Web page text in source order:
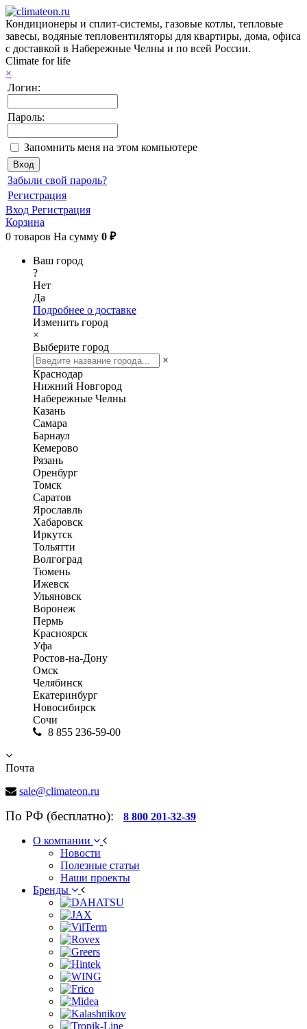
Кондиционеры и сплит-системы, газовые котлы, тепловые
завесы, водяные тепловентиляторы для квартиры, дома, офиса
с доставкой в Набережные Челны и по всей России.
Climate for life
×
Логин:
Пароль:
Запомнить меня на этом компьютере
Забыли свой пароль?
Регистрация
Вход Регистрация
Корзина
0 товаров На сумму 0 ₽
Ваш город
?
Нет
Да
Подробнее о доставке
Изменить город
×
Выберите город
×
Краснодар
Нижний Новгород
Набережные Челны
Казань
Самара
Барнаул
Кемерово
Рязань
Оренбург
Томск
Саратов
Ярославль
Хабаровск
Иркутск
Тольятти
Волгоград
Тюмень
Ижевск
Ульяновск
Воронеж
Пермь
Красноярск
Уфа
Ростов-на-Дону
Омск
Челябинск
Екатеринбург
Новосибирск
Сочи
8 855 236-59-00
Почта
sale@climateon.ru
По РФ (бесплатно): 8 800 201-32-39
О компании
Новости
Полезные статьи
Наши проекты
Бренды